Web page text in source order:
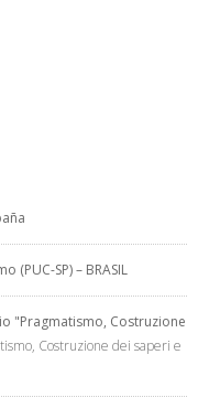
(PUC-SP) – BRASIL
"Pragmatismo, Costruzione
Costruzione dei saperi e